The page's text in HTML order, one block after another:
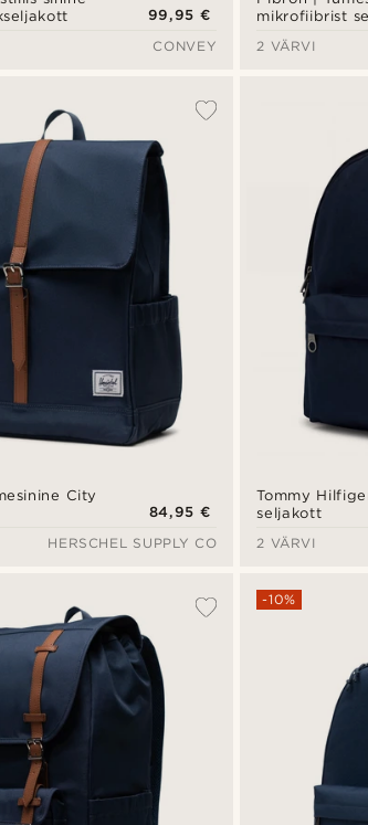
99,95 €
CONVEY
mikrofiibrist
2 VÄRVI
City
84,95 €
HERSCHEL SUPPLY CO
Tommy
seljakott
2 VÄRVI
-10%